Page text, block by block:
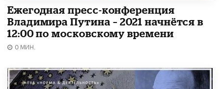
Ежегодная пресс-конференция
Владимира Путина – 2021 начнётся в
12:00 по московскому времени
0 МИН.